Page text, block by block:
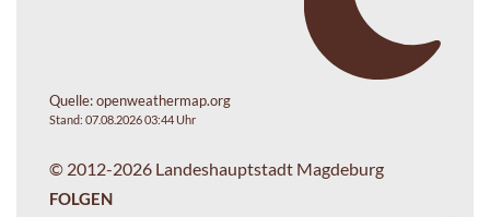
Quelle:openweathermap.org
Stand: 07.08.2026 03:44 Uhr
© 2012-2026 Landeshauptstadt Magdeburg
FOLGEN